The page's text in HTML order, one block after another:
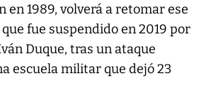
en 1989, volverá a retomar ese
fue suspendido en 2019 por
Duque, tras un ataque
escuela militar que dejó 23